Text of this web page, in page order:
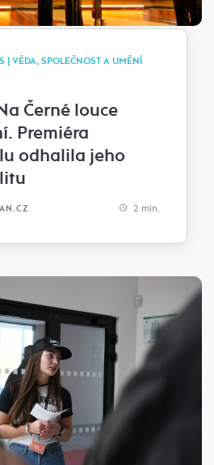
| VĚDA, SPOLEČNOST A UMĚNÍ
Černé louce
Premiéra
odhalila jeho
2 min.